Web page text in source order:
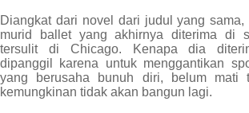
Diangkat dari novel dari judul yang sama,
murid ballet yang akhirnya diterima di
tersulit di Chicago. Kenapa dia
dipanggil karena untuk menggantikan
yang berusaha bunuh diri, belum mati
kemungkinan tidak akan bangun lagi.